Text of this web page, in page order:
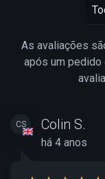
As avaliações
após um pedido
CS Colin S.
há 4 anos